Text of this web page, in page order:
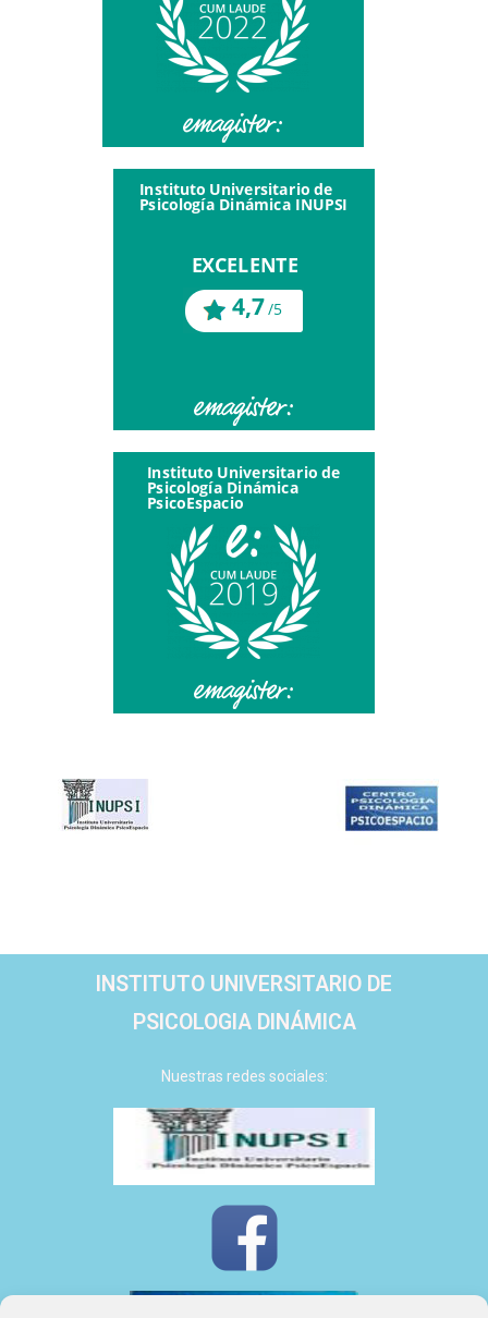
INSTITUTO UNIVERSITARIO DE
PSICOLOGIA DINÁMICA
Nuestras redes sociales: